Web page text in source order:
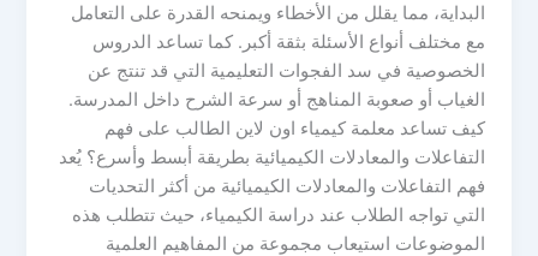
البداية، مما يقلل من الأخطاء ويمنحه القدرة على التعامل
مع مختلف أنواع الأسئلة بثقة أكبر. كما تساعد الدروس
الخصوصية في سد الفجوات التعليمية التي قد تنتج عن
الغياب أو صعوبة المناهج أو سرعة الشرح داخل المدرسة.
كيف تساعد معلمة كيمياء اون لاين الطالب على فهم
التفاعلات والمعادلات الكيميائية بطريقة أبسط وأسرع؟ يُعد
فهم التفاعلات والمعادلات الكيميائية من أكثر التحديات
التي تواجه الطلاب عند دراسة الكيمياء، حيث تتطلب هذه
الموضوعات استيعاب مجموعة من المفاهيم العلمية